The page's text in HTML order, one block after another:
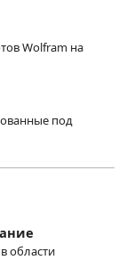
Wolfram на
под
области